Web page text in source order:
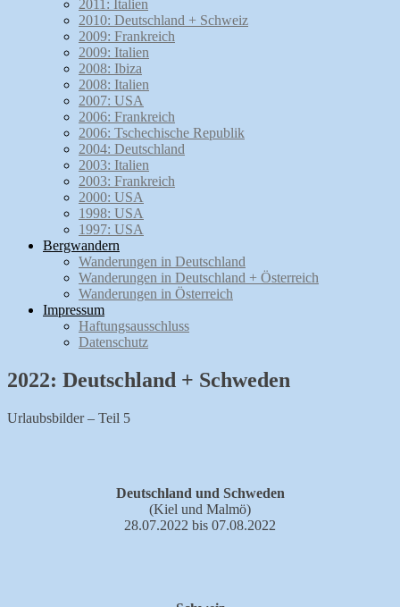
2011: Italien
2010: Deutschland + Schweiz
2009: Frankreich
2009: Italien
2008: Ibiza
2008: Italien
2007: USA
2006: Frankreich
2006: Tschechische Republik
2004: Deutschland
2003: Italien
2003: Frankreich
2000: USA
1998: USA
1997: USA
Bergwandern
Wanderungen in Deutschland
Wanderungen in Deutschland + Österreich
Wanderungen in Österreich
Impressum
Haftungsausschluss
Datenschutz
2022: Deutschland + Schweden
Urlaubsbilder – Teil 5
Deutschland und Schweden
(Kiel und Malmö)
28.07.2022 bis 07.08.2022